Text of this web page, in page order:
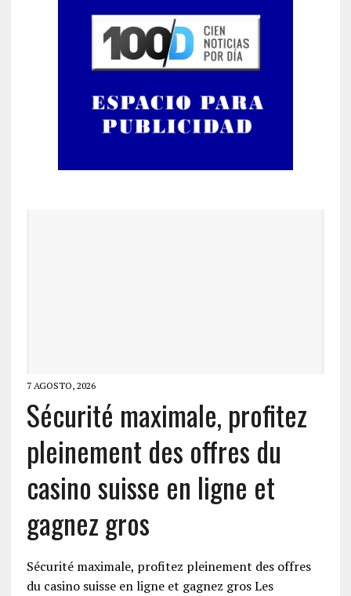
7 AGOSTO, 2026
Sécurité maximale, profitez
pleinement des offres du
casino suisse en ligne et
gagnez gros
Sécurité maximale, profitez pleinement des offres
du casino suisse en ligne et gagnez gros Les